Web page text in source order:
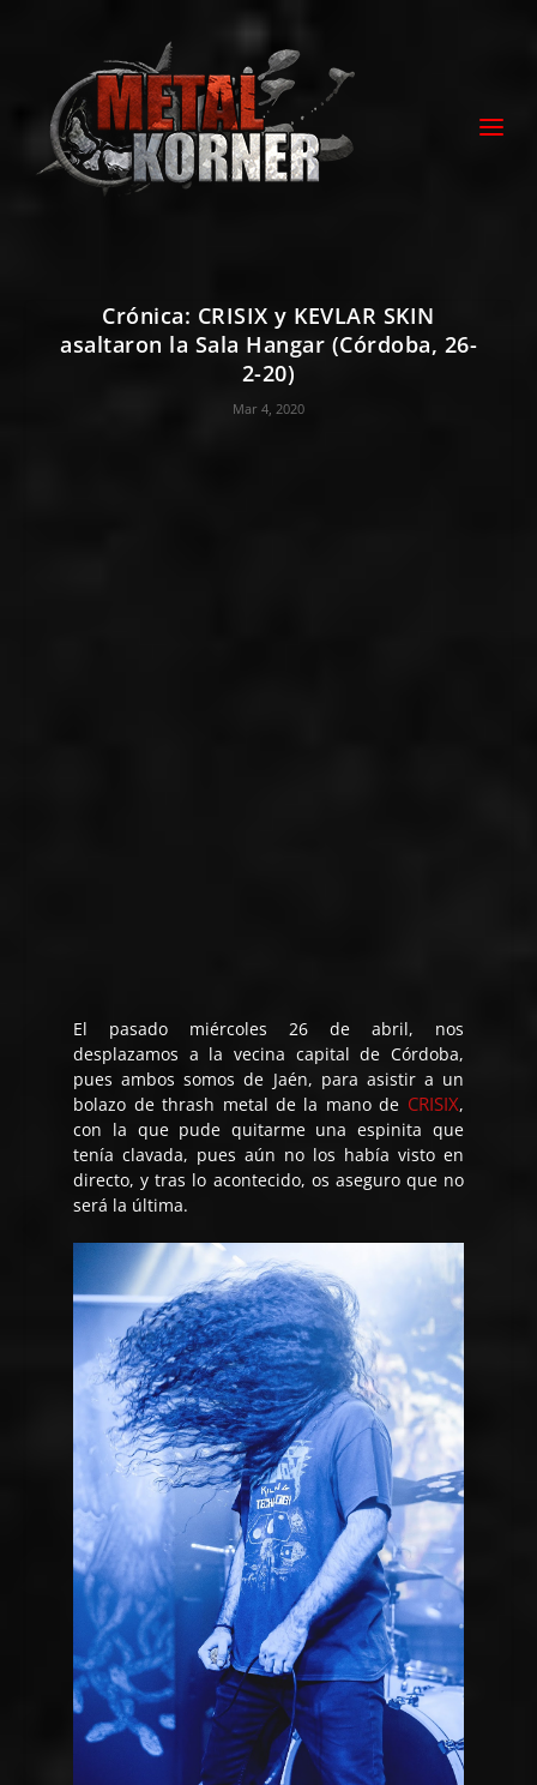
Crónica: CRISIX y KEVLAR SKIN
asaltaron la Sala Hangar (Córdoba, 26-
2-20)
Mar 4, 2020
El pasado miércoles 26 de abril, nos
desplazamos a la vecina capital de Córdoba,
pues ambos somos de Jaén, para asistir a un
bolazo de thrash metal de la mano de CRISIX,
con la que pude quitarme una espinita que
tenía clavada, pues aún no los había visto en
directo, y tras lo acontecido, os aseguro que no
será la última.